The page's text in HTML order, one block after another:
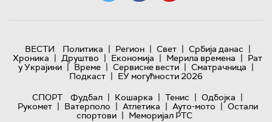
ВЕСТИ Политика | Регион | Свет | Србија данас |
Хроника | Друштво | Економија | Мерила времена | Рат
у Украјини | Време | Сервисне вести | Сматрачница |
Подкаст | ЕУ могућности 2026
СПОРТ
Фудбал | Кошарка | Тенис | Одбојка |
Рукомет | Ватерполо | Атлетика | Ауто-мото | Остали
спортови | Меморијал РТС